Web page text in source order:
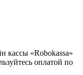
кассы «Robokassa»
оплатой по